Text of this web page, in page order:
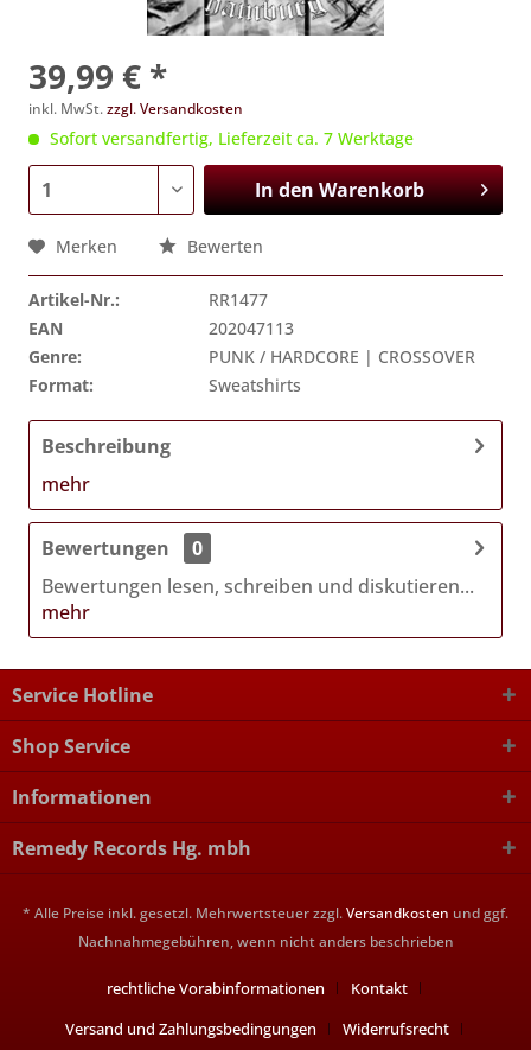
39,99 € *
inkl. MwSt.zzgl. Versandkosten
Sofort versandfertig, Lieferzeit ca. 7 Werktage
In denWarenkorb
Merken Bewerten
Artikel-Nr.:
RR1477
EAN
202047113
Genre:
PUNK / HARDCORE | CROSSOVER
Format:
Sweatshirts
Beschreibung
mehr
Bewertungen
0
Bewertungen lesen, schreiben und diskutieren...
mehr
Service Hotline
Shop Service
Informationen
Remedy Records Hg. mbh
* Alle Preise inkl. gesetzl. Mehrwertsteuer zzgl.Versandkosten und ggf.
Nachnahmegebühren, wenn nicht anders beschrieben
rechtliche Vorabinformationen
Kontakt
Versand und Zahlungsbedingungen
Widerrufsrecht